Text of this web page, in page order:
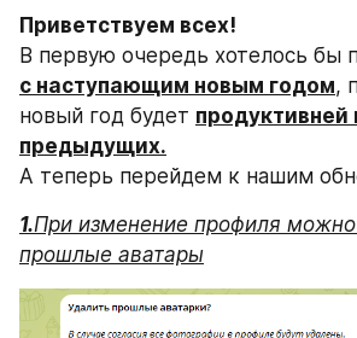
Приветствуем всех!
с наступающим новым годом,
новый год будет продуктивней
предыдущих.
А теперь перейдем к нашим
1.При изменение профиля можно
прошлые аватары